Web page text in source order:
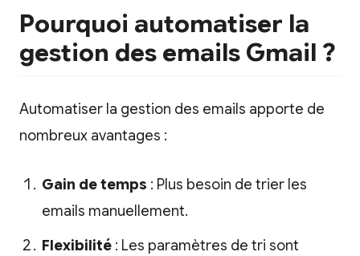
Pourquoi automatiser la
gestion des emails Gmail ?
Automatiser la gestion des emails apporte de
nombreux avantages :
Gain de temps : Plus besoin de trier les
emails manuellement.
Flexibilité : Les paramètres de tri sont